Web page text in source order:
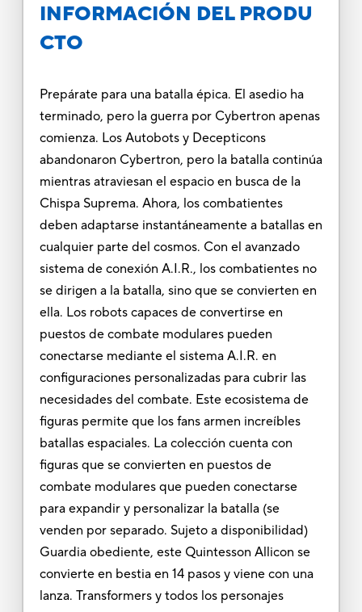
INFORMACIÓN DEL PRODU
CTO
Prepárate para una batalla épica. El asedio ha
terminado, pero la guerra por Cybertron apenas
comienza. Los Autobots y Decepticons
abandonaron Cybertron, pero la batalla continúa
mientras atraviesan el espacio en busca de la
Chispa Suprema. Ahora, los combatientes
deben adaptarse instantáneamente a batallas en
cualquier parte del cosmos. Con el avanzado
sistema de conexión A.I.R., los combatientes no
se dirigen a la batalla, sino que se convierten en
ella. Los robots capaces de convertirse en
puestos de combate modulares pueden
conectarse mediante el sistema A.I.R. en
configuraciones personalizadas para cubrir las
necesidades del combate. Este ecosistema de
figuras permite que los fans armen increíbles
batallas espaciales. La colección cuenta con
figuras que se convierten en puestos de
combate modulares que pueden conectarse
para expandir y personalizar la batalla (se
venden por separado. Sujeto a disponibilidad)
Guardia obediente, este Quintesson Allicon se
convierte en bestia en 14 pasos y viene con una
lanza. Transformers y todos los personajes